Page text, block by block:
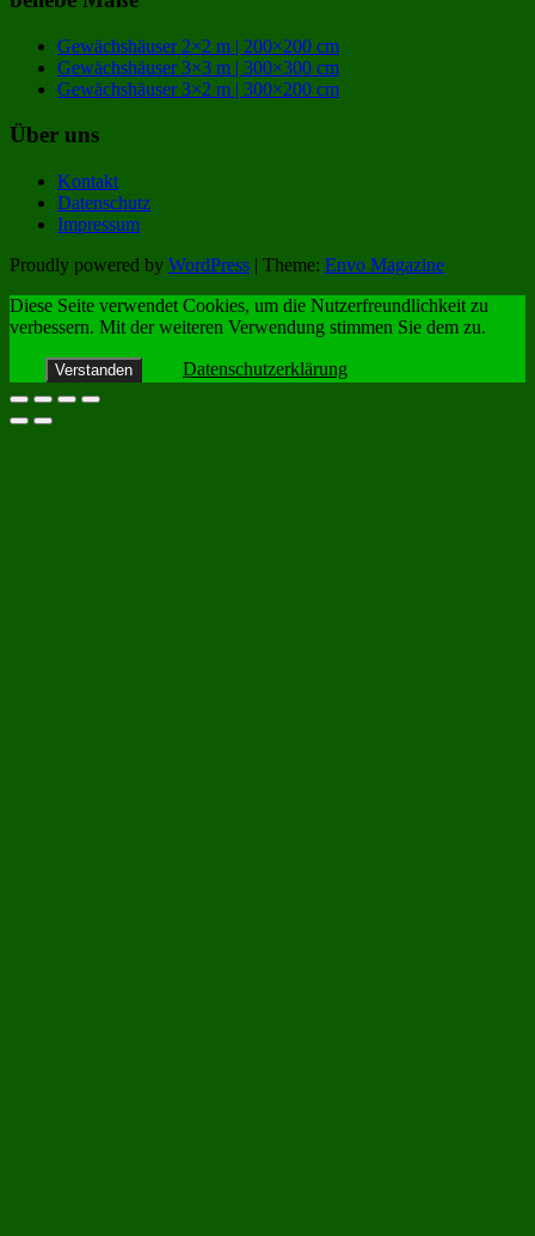
Gewächshäuser 2×2 m | 200×200 cm
Gewächshäuser 3×3 m | 300×300 cm
Gewächshäuser 3×2 m | 300×200 cm
Über uns
Kontakt
Datenschutz
Impressum
Proudly powered by WordPress | Theme: Envo Magazine
Diese Seite verwendet Cookies, um die Nutzerfreundlichkeit zu
verbessern. Mit der weiteren Verwendung stimmen Sie dem zu.
Verstanden Datenschutzerklärung